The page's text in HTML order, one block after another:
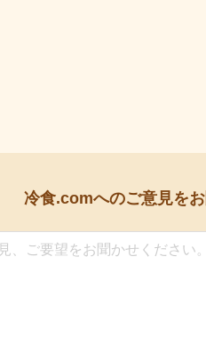
冷食.comへのご意見を